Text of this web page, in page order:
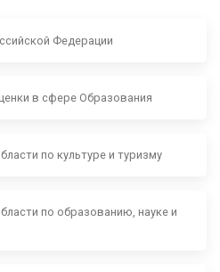
Федерации
в сфере Образования
по культуре и туризму
по образованию, науке и